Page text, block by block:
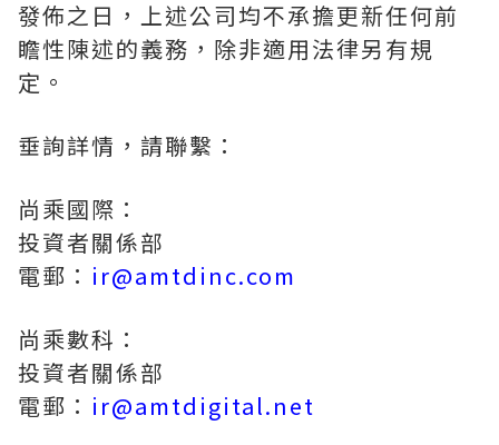
發佈之日，上述公司均不承擔更新任何前
瞻性陳述的義務，除非適用法律另有規
定。
垂詢詳情，請聯繫：
尚乘國際：
投資者關係部
電郵： ir@amtdinc.com
尚乘數科：
投資者關係部
電郵： ir@amtdigital.net